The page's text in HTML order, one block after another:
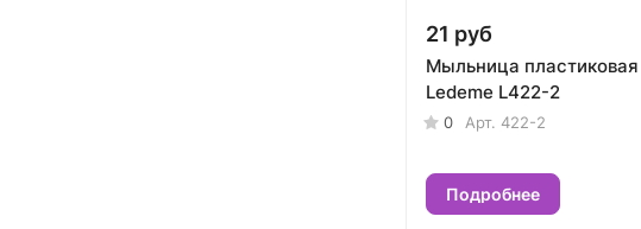
21 руб
Мыльница пластиковая
Ledeme L422-2
0 Арт. 422-2
Подробнее